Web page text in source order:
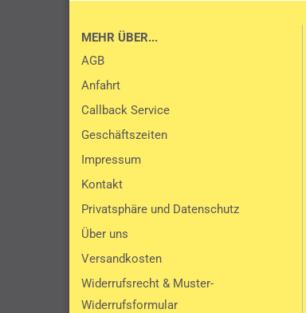
MEHR ÜBER...
AGB
Anfahrt
Callback Service
Geschäftszeiten
Impressum
Kontakt
Privatsphäre und Datenschutz
Über uns
Versandkosten
Widerrufsrecht & Muster-
Widerrufsformular